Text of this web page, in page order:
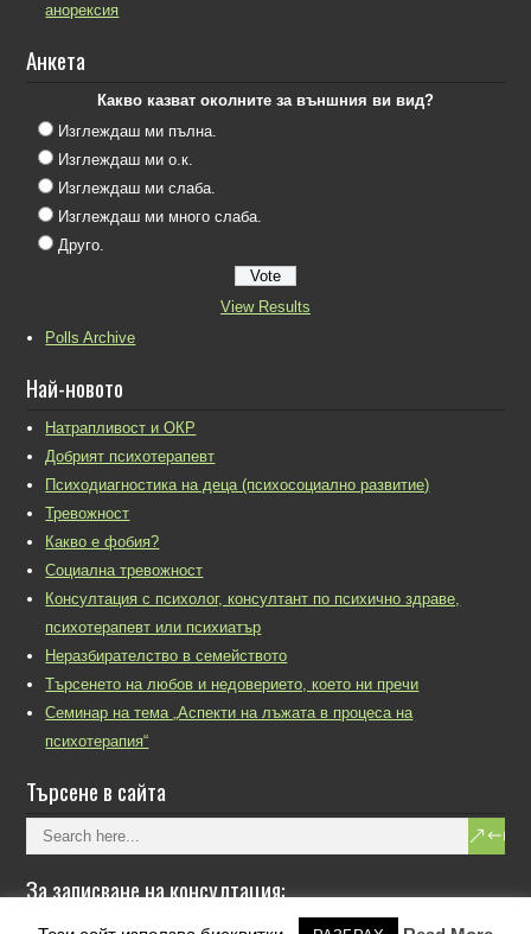
анорексия
Анкета
Какво казват околните за външния ви вид?
Изглеждаш ми пълна.
Изглеждаш ми о.к.
Изглеждаш ми слаба.
Изглеждаш ми много слаба.
Друго.
View Results
Polls Archive
Най-новото
Натрапливост и ОКР
Добрият психотерапевт
Психодиагностика на деца (психосоциално развитие)
Тревожност
Какво е фобия?
Социална тревожност
Консултация с психолог, консултант по психично здраве,
психотерапевт или психиатър
Неразбирателство в семейството
Търсенето на любов и недоверието, което ни пречи
Семинар на тема „Аспекти на лъжата в процеса на
психотерапия“
Търсене в сайта
За записване на консултация: